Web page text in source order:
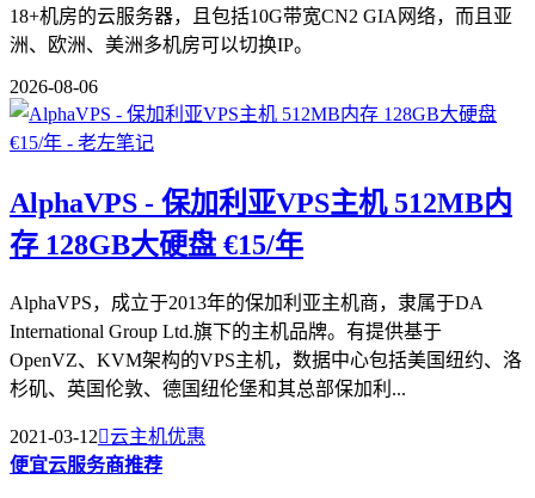
18+机房的云服务器，且包括10G带宽CN2 GIA网络，而且亚
洲、欧洲、美洲多机房可以切换IP。
2026-08-06
AlphaVPS - 保加利亚VPS主机 512MB内
存 128GB大硬盘 €15/年
AlphaVPS，成立于2013年的保加利亚主机商，隶属于DA
International Group Ltd.旗下的主机品牌。有提供基于
OpenVZ、KVM架构的VPS主机，数据中心包括美国纽约、洛
杉矶、英国伦敦、德国纽伦堡和其总部保加利...
2021-03-12云主机优惠
便宜云服务商推荐